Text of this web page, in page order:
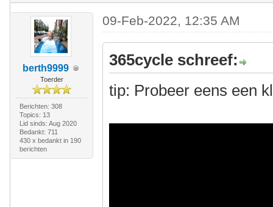
berth9999
Toerder
Berichten: 308
Topics: 13
Lid sinds: Aug 2020
Bedankt: 711
430 x bedankt in 190
berichten
09-Feb-2022, 12:35 AM
365cycle schreef:
tip: Probeer eens een